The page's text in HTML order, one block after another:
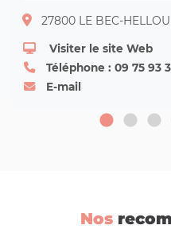
27800 LE BEC-
Visiter le site Web
Téléphone : 09 75 93
E-mail
Nos